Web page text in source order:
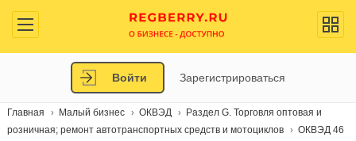
Войти Зарегистрироваться
Главная Малый бизнес ОКВЭД
Раздел G. Торговля оптовая и
розничная; ремонт автотранспортных средств и мотоциклов
ОКВЭД 46